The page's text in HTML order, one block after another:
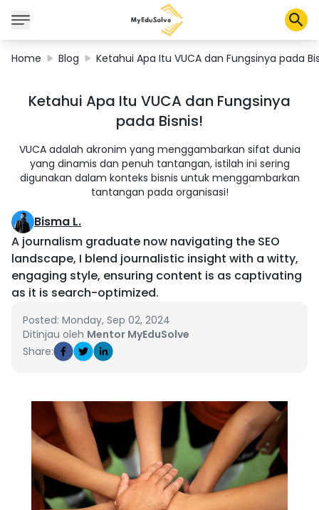
Corporate Solutions
About Us
My Cart
Profile
Home Blog Ketahui Apa Itu VUCA dan Fungsinya pada
Ketahui Apa Itu VUCA dan Fungsinya
pada Bisnis!
VUCA adalah akronim yang menggambarkan sifat dunia
yang dinamis dan penuh tantangan, istilah ini sering
digunakan dalam konteks bisnis untuk menggambarkan
tantangan pada organisasi!
Bisma L.
A journalism graduate now navigating the SEO
landscape, I blend journalistic insight with a witty,
engaging style, ensuring content is as captivating
as it is search-optimized.
Posted: Monday, Sep 02, 2024
Ditinjau oleh Mentor MyEduSolve
Share: